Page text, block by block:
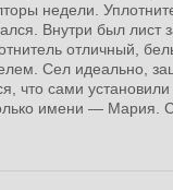
недели.
Внутри был лист
отличный,
Сел идеально,
что сами
имени —